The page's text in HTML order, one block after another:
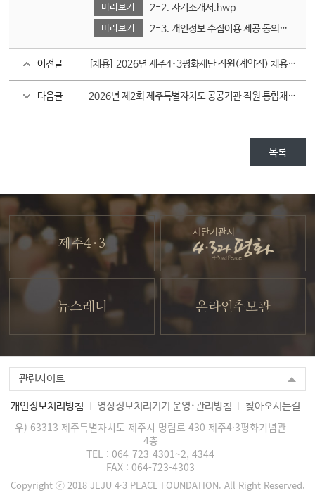
2-2. 자기소개서.hwp
미리보기
2-3. 개인정보 수집이용 제공 동의서.hwp
미리보기
이전글 [채용] 2026년 제주4･3평화재단 직원(계약직) 채용 공고
다음글 2026년 제2회 제주특별자치도 공공기관 직원 통합채용_제주4·3평화재단 직원 채용 공고
목록
제주4·3
재단기관지
뉴스레터 온라인추모관
개인정보처리방침 영상정보처리기기 운영·관리방침 찾아오시는길
관련사이트
우) 63313 제주특별자치도 제주시 명림로 430 제주4·3평화기념관
4층
TEL : 064-723-4301~2, 4344
FAX : 064-723-4303
Copyright ⓒ 2018 JEJU 4·3 PEACE FOUNDATION. All Right Reserved.